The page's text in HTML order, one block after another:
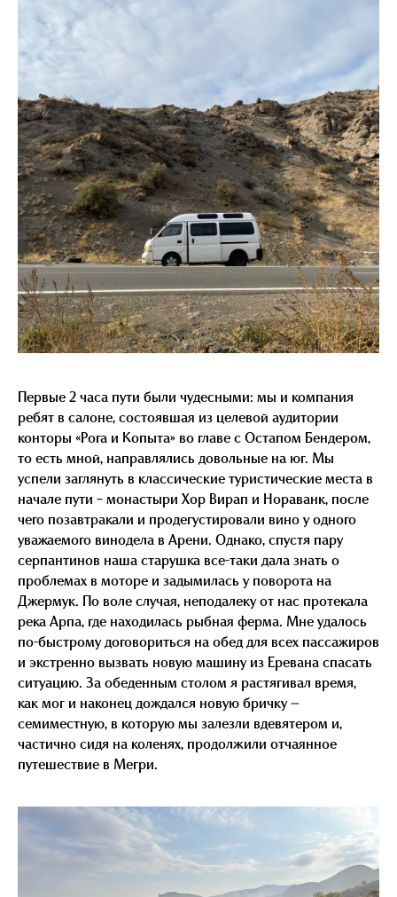
Первые 2 часа пути были чудесными: мы и компания
ребят в салоне, состоявшая из целевой аудитории
конторы «Рога и Копыта» во главе с Остапом Бендером,
то есть мной, направлялись довольные на юг. Мы
успели заглянуть в классические туристические места в
начале пути – монастыри Хор Вирап и Нораванк, после
чего позавтракали и продегустировали вино у одного
уважаемого винодела в Арени. Однако, спустя пару
серпантинов наша старушка все-таки дала знать о
проблемах в моторе и задымилась у поворота на
Джермук. По воле случая, неподалеку от нас протекала
река Арпа, где находилась рыбная ферма. Мне удалось
по-быстрому договориться на обед для всех пассажиров
и экстренно вызвать новую машину из Еревана спасать
ситуацию. За обеденным столом я растягивал время,
как мог и наконец дождался новую бричку —
семиместную, в которую мы залезли вдевятером и,
частично сидя на коленях, продолжили отчаянное
путешествие в Мегри.